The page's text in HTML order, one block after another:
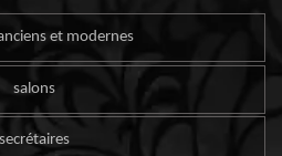
et modernes
salons
secrétaires